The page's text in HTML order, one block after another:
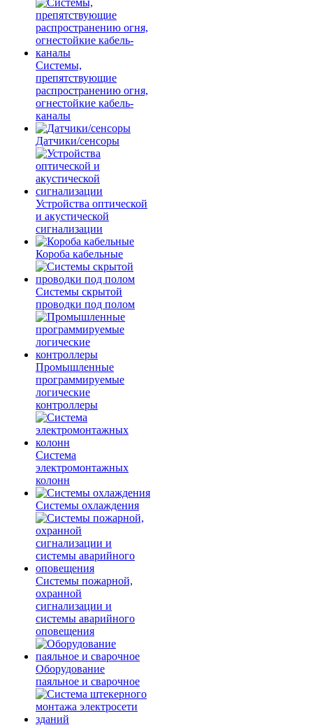
Системы,
препятствующие
распространению огня,
огнестойкие кабель-
каналы
Датчики/сенсоры
Устройства оптической
и акустической
сигнализации
Короба кабельные
Системы скрытой
проводки под полом
Промышленные
программируемые
логические
контроллеры
Система
электромонтажных
колонн
Системы охлаждения
Системы пожарной,
охранной
сигнализации и
системы аварийного
оповещения
Оборудование
паяльное и сварочное